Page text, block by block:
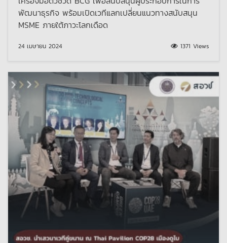
พัฒนาธุรกิจ พร้อมเปิดเวทีแลกเปลี่ยนแนวทางสนับสนุน
MSME ภายใต้ภาวะโลกเดือด
24 เมษายน 2024 1371 Views